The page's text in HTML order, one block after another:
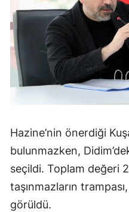
Hazine’nin önerdiği
bulunmazken,
seçildi. Toplam değeri
taşınmazların
görüldü.